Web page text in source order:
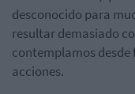
desconocido para
resultar demasiado
contemplamos
acciones.